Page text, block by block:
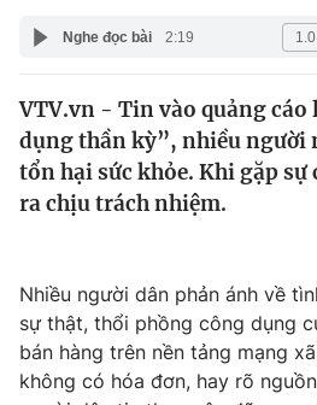
Thế giới
Tin tức
Câu chuyện quốc tế
Kinh tế
Thị trường
Góc doanh nghiệp
Dữ liệu và đời sống
Truyền hình
Giáo dục
Nghe đọc bài 2:19
VTV.vn - Tin vào quảng
dụng thần kỳ”, nhiều người
tổn hại sức khỏe. Khi gặp
ra chịu trách nhiệm.
Nhiều người dân phản ánh về
sự thật, thổi phồng công dụng
bán hàng trên nền tảng mạng
không có hóa đơn, hay rõ